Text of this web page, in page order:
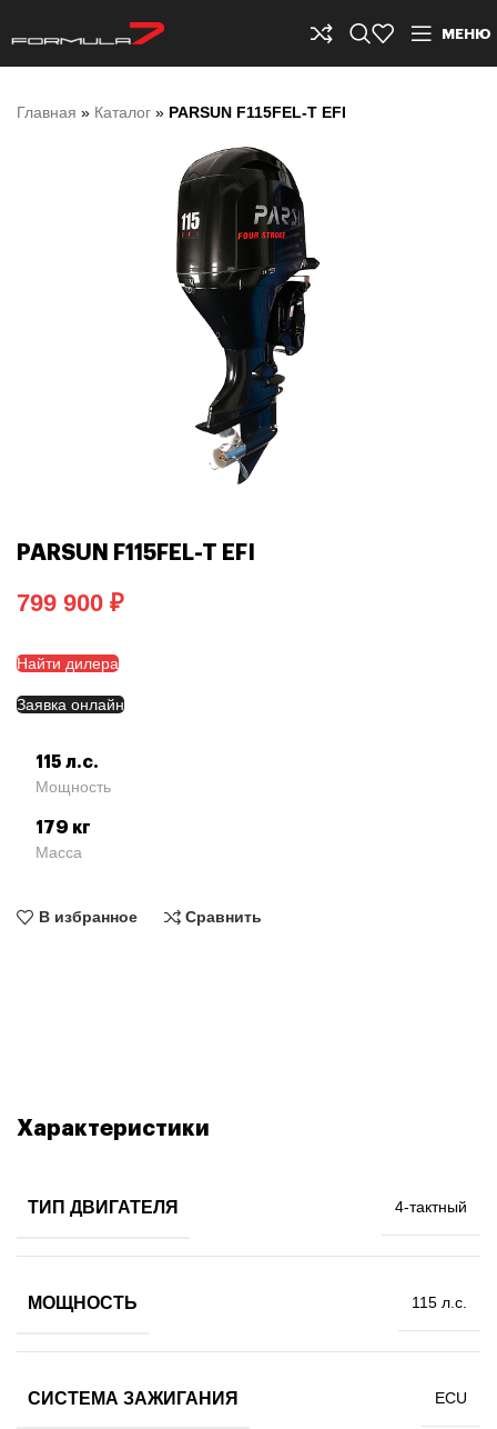
МЕНЮ
Главная » Каталог » PARSUN F115FEL-T EFI
PARSUN F115FEL-T EFI
₽
Найти дилера
Заявка онлайн
115 л.с.
Мощность
179 кг
Масса
В избранное Сравнить
Характеристики
ТИП ДВИГАТЕЛЯ 4-тактный
МОЩНОСТЬ 115 л.с.
СИСТЕМА ЗАЖИГАНИЯ ECU